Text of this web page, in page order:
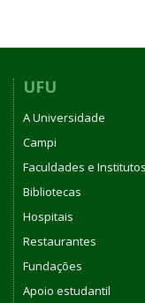
UFU
A Universidade
Campi
Faculdades e Institutos
Bibliotecas
Hospitais
Restaurantes
Fundações
Apoio estudantil